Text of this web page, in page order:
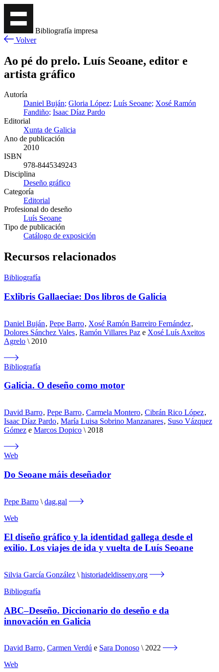
Bibliografía impresa
Volver
Ao pé do prelo. Luís Seoane, editor e
artista gráfico
Autoría
Daniel Buján Gloria López Luís Seoane Xosé Ramón
Fandiño Isaac Díaz Pardo
Editorial
Xunta de Galicia
Ano de publicación
2010
ISBN
978-8445349243
Disciplina
Deseño gráfico
Categoría
Editorial
Profesional do deseño
Luís Seoane
Tipo de publicación
Catálogo de exposición
Recursos relacionados
Bibliografía
Exlibris Gallaeciae: Dos libros de Galicia
Daniel Buján, Pepe Barro, Xosé Ramón Barreiro Fernández,
Dolores Sánchez Vales, Ramón Villares Paz e Xosé Luís Axeitos
Agrelo
2010
Bibliografía
Galicia. O deseño como motor
David Barro, Pepe Barro, Carmela Montero, Cibrán Rico López,
Isaac Díaz Pardo, María Luisa Sobrino Manzanares, Suso Vázquez
Gómez e Marcos Dopico 2018
Web
Do Seoane máis deseñador
Pepe Barro
dag.gal
Web
El diseño gráfico y la identidad gallega desde el
exilio. Los viajes de ida y vuelta de Luís Seoane
Silvia García González
historiadeldisseny.org
Bibliografía
ABC–Deseño. Diccionario do deseño e da
innovación en Galicia
David Barro, Carmen Verdú e Sara Donoso
2022
Web